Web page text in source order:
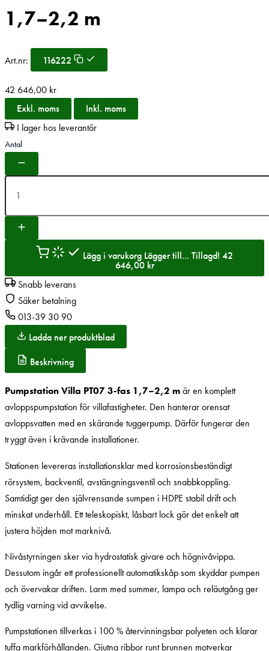
1,7–2,2 m
Art.nr: 116222
42 646,00 kr
Exkl. moms
Inkl. moms
I lager hos leverantör
Antal
Lägg i varukorg Lägger till... Tillagd! 42
646,00 kr
Snabb leverans
Säker betalning
013-39 30 90
Ladda ner produktblad
Beskrivning
Pumpstation Villa PT07 3-fas 1,7–2,2 mär en komplett
avloppspumpstation för villafastigheter. Den hanterar orensat
avloppsvatten med en skärande tuggerpump. Därför fungerar den
tryggt även i krävande installationer.
Stationen levereras installationsklar med korrosionsbeständigt
rörsystem, backventil, avstängningsventil och snabbkoppling.
Samtidigt ger den självrensande sumpen i HDPE stabil drift och
minskat underhåll. Ett teleskopiskt, låsbart lock gör det enkelt att
justera höjden mot marknivå.
Nivåstyrningen sker via hydrostatisk givare och högnivåvippa.
Dessutom ingår ett professionellt automatikskåp som skyddar pumpen
och övervakar driften. Larm med summer, lampa och reläutgång ger
tydlig varning vid avvikelse.
Pumpstationen tillverkas i 100 % återvinningsbar polyeten och klarar
tuffa markförhållanden. Gjutna ribbor runt brunnen motverkar